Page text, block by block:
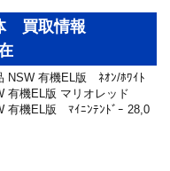
買取情報
NSW 有機EL版 ﾈｵﾝ/ﾎﾜｲﾄ
有機EL版 マリオレッド
有機EL版 ﾏｲﾆﾝﾃﾝﾄﾞｰ 28,0